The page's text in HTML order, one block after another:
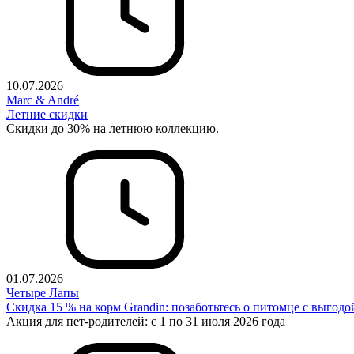
10.07.2026
Marc & André
Летние скидки
Скидки до 30% на летнюю коллекцию.
01.07.2026
Четыре Лапы
Скидка 15 % на корм Grandin: позаботьтесь о питомце с
Акция для пет-родителей: с 1 по 31 июля 2026 года